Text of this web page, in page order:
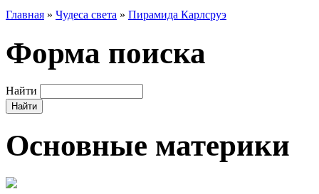
Главная » Чудеса света » Пирамида Карлсруэ
Форма поиска
Найти
Основные материки